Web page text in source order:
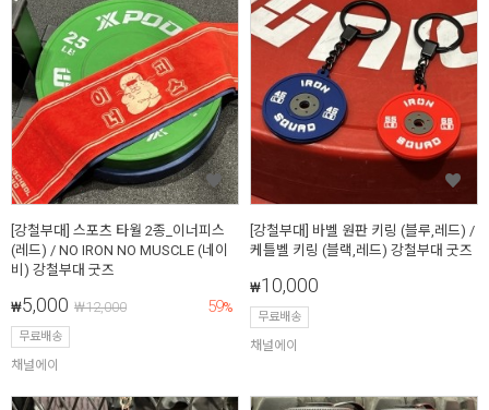
[강철부대] 스포츠 타월 2종_이너피스
(레드) / NO IRON NO MUSCLE (네이
비) 강철부대 굿즈
₩5,000 ₩12,000 59%
무료배송
채널에이
[강철부대] 바벨 원판 키링 (블루,레드) /
케틀벨 키링 (블랙,레드) 강철부대 굿즈
₩10,000
무료배송
채널에이